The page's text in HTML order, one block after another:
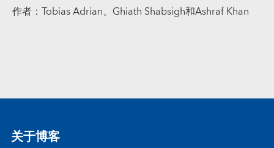
作者：Tobias Adrian、Ghiath Shabsigh和Ashraf Khan
关于博客